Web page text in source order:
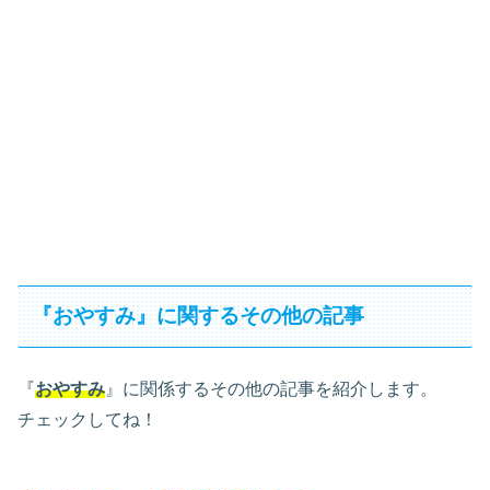
『おやすみ』に関するその他の記事
『おやすみ 』に関係するその他の記事を紹介します。
チェックしてね！